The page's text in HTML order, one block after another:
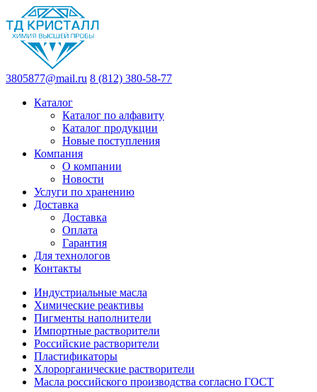
3805877@mail.ru 8 (812) 380-58-77
Каталог
Каталог по алфавиту
Каталог продукции
Новые поступления
Компания
О компании
Новости
Услуги по хранению
Доставка
Доставка
Оплата
Гарантия
Для технологов
Контакты
Индустриальные масла
Химические реактивы
Пигменты наполнители
Импортные растворители
Российские растворители
Пластификаторы
Хлорорганические растворители
Масла российского производства согласно ГОСТ